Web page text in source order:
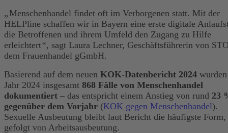
„ Menschenhandel findet oft im Verborgenen statt. Mit der
HELPline schaffen wir in Bayern eine erste digitale
die Betroffenen und ihrem Umfeld den Zugang zu Hilfe
erleichtert“, sagt Laura Lechner, Geschäftsführerin von
dem Frauenhandel gGmbH.
Basierend auf dem neuen KOK-Datenbericht 2024
Jahr 2024 insgesamt 868 Fälle von Menschenhandel
dokumentiert – das entspricht einem Anstieg von rund 23
gegenüber dem Vorjahr (KOK gegen Menschenhandel).
Sexuelle Ausbeutung bleibt laut Bericht die häufigste Form,
gefolgt von Arbeitsausbeutung.